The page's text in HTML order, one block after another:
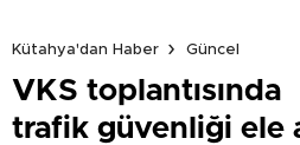
Kütahya'dan Haber
Güncel
VKS toplantısında
trafik güvenliği ele